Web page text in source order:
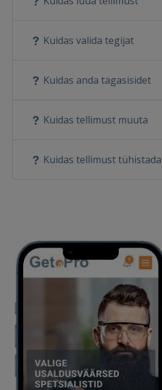
Kuidas valida tegijat
Kuidas anda tagasisidet
Kuidas tellimust muuta
Kuidas tellimust tühistada